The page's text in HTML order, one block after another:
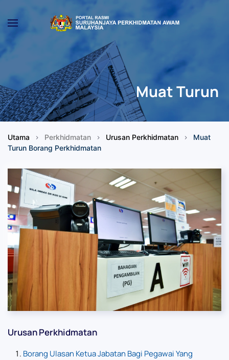
Skip to main content
Muat Turun
Utama Perkhidmatan Urusan Perkhidmatan
Muat
Turun Borang Perkhidmatan
Urusan Perkhidmatan
Borang Ulasan Ketua Jabatan Bagi Pegawai Yang